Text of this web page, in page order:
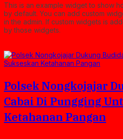
This is an example widget to show
by default. You can add custom
in the admin. If custom widgets is
by those widgets.
Polsek Nongkojajar
Cabai Di Pungging
Ketahanan Pangan